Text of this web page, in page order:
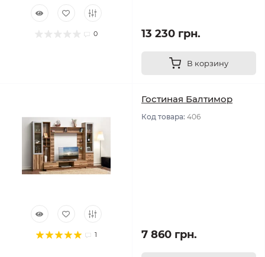
0 13 230 грн.
В корзину
1
Гостиная Балтимор
Код товара: 406
7 860 грн.